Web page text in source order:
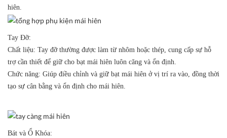
hiên.
Tay Đỡ:
Chất liệu: Tay đỡ thường được làm từ nhôm hoặc thép, cung cấp sự hỗ
trợ cần thiết để giữ cho bạt mái hiên luôn căng và ổn định.
Chức năng: Giúp điều chỉnh và giữ bạt mái hiên ở vị trí ra vào, đồng thời
tạo sự cân bằng và ổn định cho mái hiên.
Bát và Ổ Khóa: